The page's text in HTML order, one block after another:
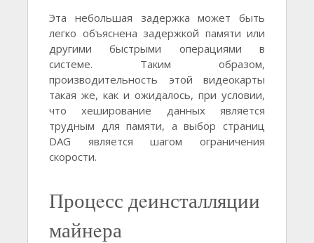
Эта небольшая задержка может быть
легко объяснена задержкой памяти или
другими быстрыми операциями в
системе. Таким образом,
производительность этой видеокарты
такая же, как и ожидалось, при условии,
что хеширование данных является
трудным для памяти, а выбор страниц
DAG является шагом ограничения
скорости.
Процeсс дeинсталляции
майнeра